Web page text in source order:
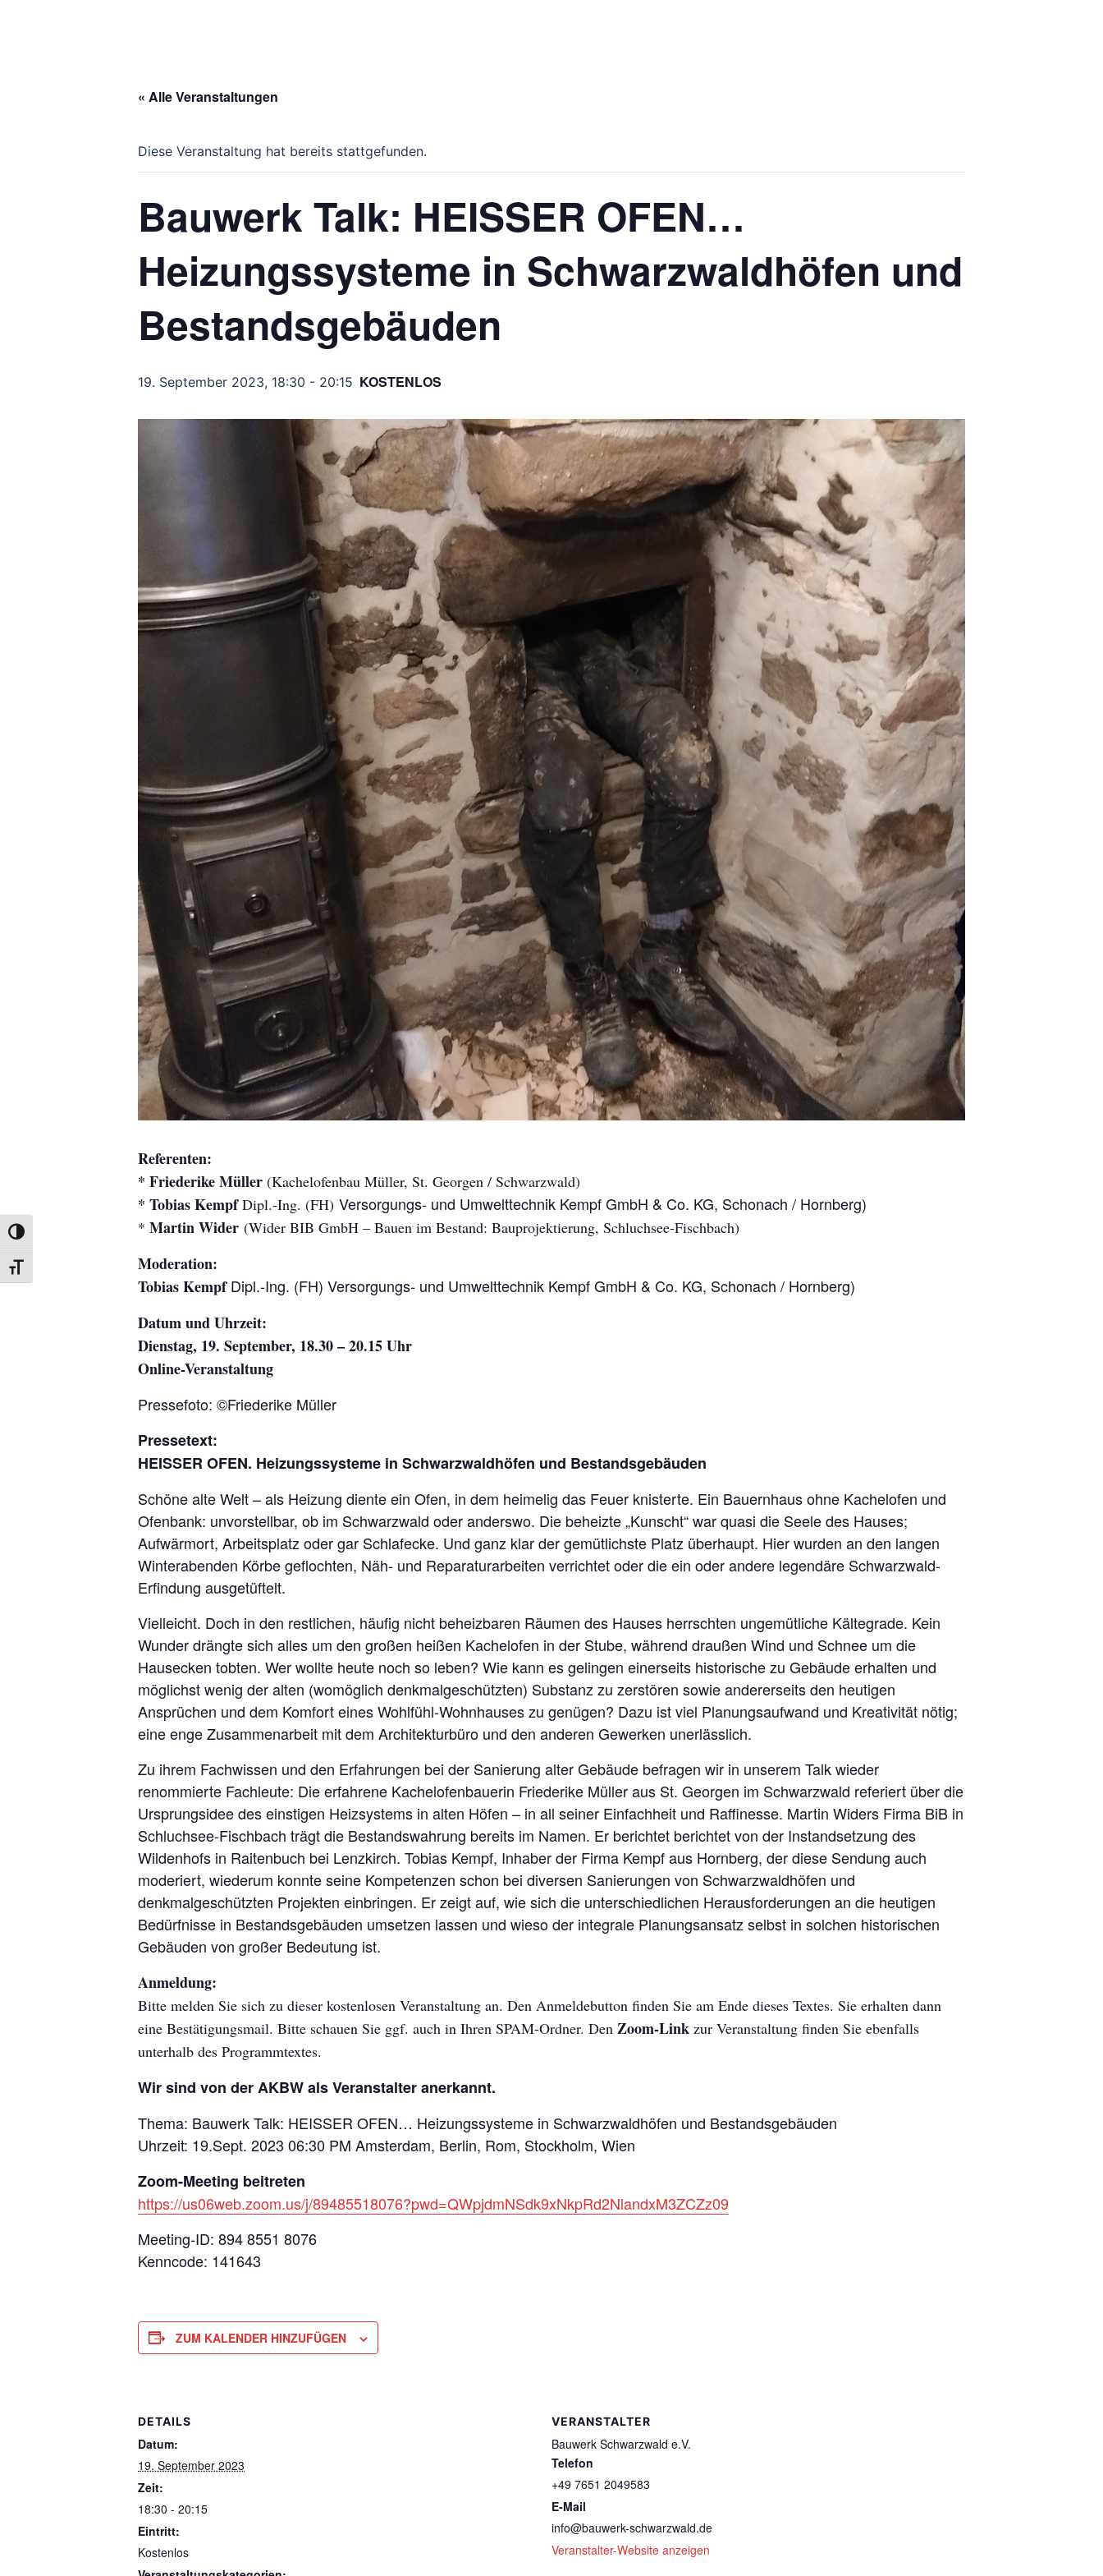
UMSCHALTEN AUF HOHE KONTRASTE
SCHRIFT VERGRÖSSERN
« Alle Veranstaltungen
Diese Veranstaltung hat bereits stattgefunden.
Bauwerk Talk: HEISSER OFEN…
Heizungssysteme in Schwarzwaldhöfen und
Bestandsgebäuden
19. September 2023, 18:30 - 20:15 KOSTENLOS
Referenten:
* Friederike Müller (Kachelofenbau Müller, St. Georgen / Schwarzwald)
* Tobias KempfDipl.-Ing. (FH) Versorgungs- und Umwelttechnik Kempf GmbH & Co. KG, Schonach / Hornberg)
* Martin Wider (Wider BIB GmbH – Bauen im Bestand: Bauprojektierung, Schluchsee-Fischbach)
Moderation:
Tobias KempfDipl.-Ing. (FH) Versorgungs- und Umwelttechnik Kempf GmbH & Co. KG, Schonach / Hornberg)
Datum und Uhrzeit:
Dienstag, 19. September, 18.30 – 20.15 Uhr
Online-Veranstaltung
Pressefoto: ©Friederike Müller
Pressetext:
HEISSER OFEN. Heizungssysteme in Schwarzwaldhöfen und Bestandsgebäuden
Schöne alte Welt – als Heizung diente ein Ofen, in dem heimelig das Feuer knisterte. Ein Bauernhaus ohne Kachelofen und
Ofenbank: unvorstellbar, ob im Schwarzwald oder anderswo. Die beheizte „Kunscht“ war quasi die Seele des Hauses;
Aufwärmort, Arbeitsplatz oder gar Schlafecke. Und ganz klar der gemütlichste Platz überhaupt. Hier wurden an den langen
Winterabenden Körbe geflochten, Näh- und Reparaturarbeiten verrichtet oder die ein oder andere legendäre Schwarzwald-
Erfindung ausgetüftelt.
Vielleicht. Doch in den restlichen, häufig nicht beheizbaren Räumen des Hauses herrschten ungemütliche Kältegrade. Kein
Wunder drängte sich alles um den großen heißen Kachelofen in der Stube, während draußen Wind und Schnee um die
Hausecken tobten. Wer wollte heute noch so leben? Wie kann es gelingen einerseits historische zu Gebäude erhalten und
möglichst wenig der alten (womöglich denkmalgeschützten) Substanz zu zerstören sowie andererseits den heutigen
Ansprüchen und dem Komfort eines Wohlfühl-Wohnhauses zu genügen? Dazu ist viel Planungsaufwand und Kreativität nötig;
eine enge Zusammenarbeit mit dem Architekturbüro und den anderen Gewerken unerlässlich.
Zu ihrem Fachwissen und den Erfahrungen bei der Sanierung alter Gebäude befragen wir in unserem Talk wieder
renommierte Fachleute: Die erfahrene Kachelofenbauerin Friederike Müller aus St. Georgen im Schwarzwald referiert über die
Ursprungsidee des einstigen Heizsystems in alten Höfen – in all seiner Einfachheit und Raffinesse. Martin Widers Firma BiB in
Schluchsee-Fischbach trägt die Bestandswahrung bereits im Namen. Er berichtet berichtet von der Instandsetzung des
Wildenhofs in Raitenbuch bei Lenzkirch. Tobias Kempf, Inhaber der Firma Kempf aus Hornberg, der diese Sendung auch
moderiert, wiederum konnte seine Kompetenzen schon bei diversen Sanierungen von Schwarzwaldhöfen und
denkmalgeschützten Projekten einbringen. Er zeigt auf, wie sich die unterschiedlichen Herausfor­derungen an die heutigen
Bedürfnisse in Bestandsgebäuden umsetzen lassen und wieso der integrale Planungsansatz selbst in solchen historischen
Gebäuden von großer Bedeutung ist.
Anmeldung:
Bitte melden Sie sich zu dieser kostenlosen Veranstaltung an. Den Anmeldebutton finden Sie am Ende dieses Textes. Sie erhalten dann
eine Bestätigungsmail. Bitte schauen Sie ggf. auch in Ihren SPAM-Ordner. Den Zoom-Link zur Veranstaltung finden Sie ebenfalls
unterhalb des Programmtextes.
Wir sind von der AKBW als Veranstalter anerkannt.
Thema: Bauwerk Talk: HEISSER OFEN… Heizungssysteme in Schwarzwaldhöfen und Bestandsgebäuden
Uhrzeit: 19.Sept. 2023 06:30 PM Amsterdam, Berlin, Rom, Stockholm, Wien
Zoom-Meeting beitreten
https://us06web.zoom.us/j/89485518076?pwd=QWpjdmNSdk9xNkpRd2NlandxM3ZCZz09
Meeting-ID: 894 8551 8076
Kenncode: 141643
ZUM KALENDER HINZUFÜGEN
DETAILS
Datum:
19. September 2023
Zeit:
18:30 - 20:15
Eintritt:
Kostenlos
VERANSTALTER
Bauwerk Schwarzwald e.V.
Telefon
+49 7651 2049583
E-Mail
info@bauwerk-schwarzwald.de
Veranstalter-Website anzeigen